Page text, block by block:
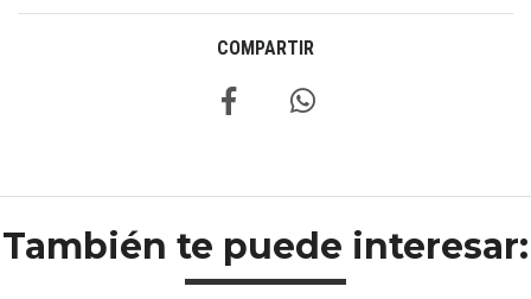
COMPARTIR
También te puede interesar: